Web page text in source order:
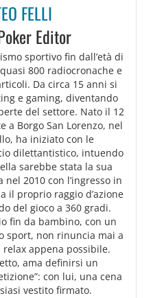
FELLI
Editor
sportivo fin dall’età di
800 radiocronache e
Da circa 15 anni si
e gaming, diventando
del settore. Nato il 12
a Borgo San Lorenzo, nel
ha iniziato con le
dilettantistico, intuendo
sarebbe stata la sua
2010 con l’ingresso in
il proprio raggio d’azione
del gioco a 360 gradi.
fin da bambino, con un
sport, non rinuncia mai a
appena possibile.
ama definirsi un
con lui, una cena
vestito firmato.